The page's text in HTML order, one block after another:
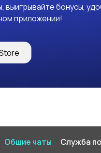
выигрывайте бонусы,
приложении!
Общие чаты Служба